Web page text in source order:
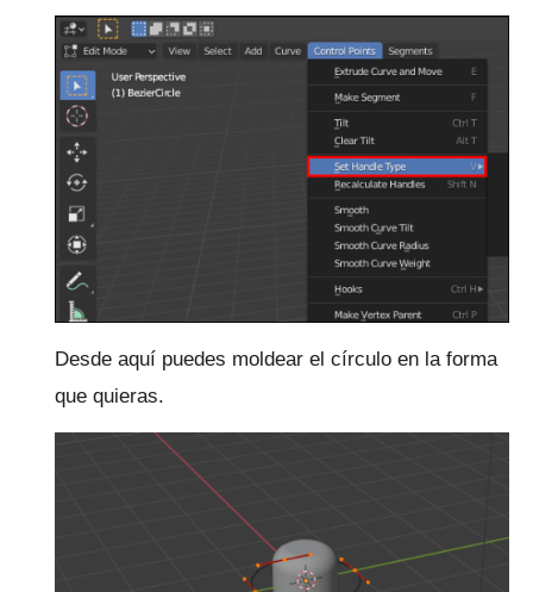
Desde aquí puedes moldear el círculo en la forma
que quieras.